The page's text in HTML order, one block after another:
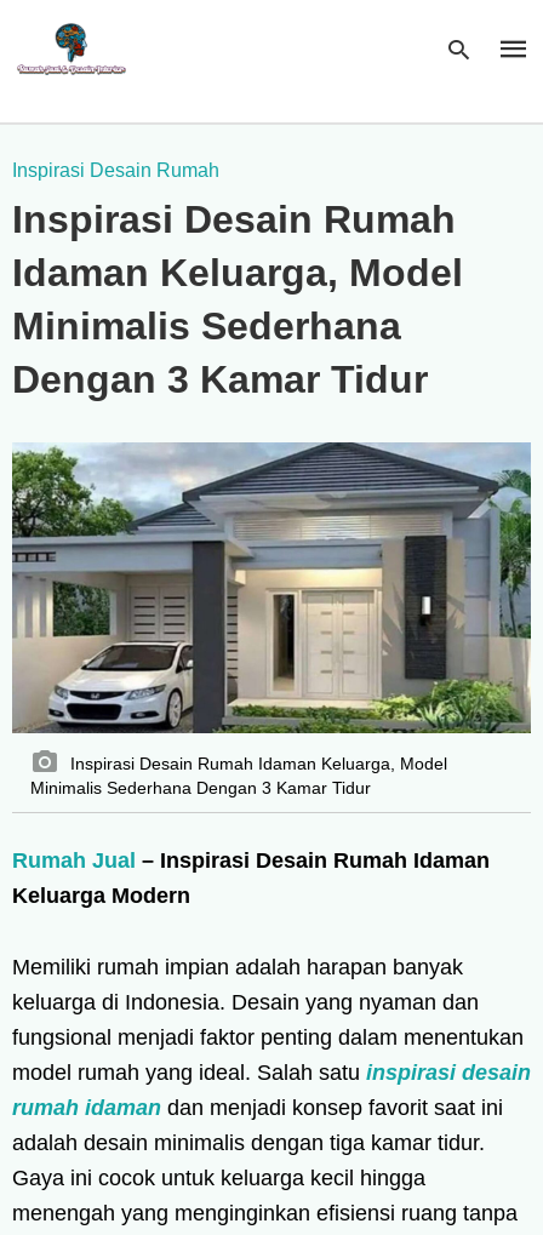
Inspirasi Desain Rumah
Inspirasi Desain Rumah
Idaman Keluarga, Model
Minimalis Sederhana
Dengan 3 Kamar Tidur
Inspirasi Desain Rumah Idaman Keluarga, Model
Minimalis Sederhana Dengan 3 Kamar Tidur
Rumah Jual – Inspirasi Desain Rumah Idaman
Keluarga Modern
Memiliki rumah impian adalah harapan banyak
keluarga di Indonesia. Desain yang nyaman dan
fungsional menjadi faktor penting dalam menentukan
model rumah yang ideal. Salah satu inspirasi desain
rumah idaman dan menjadi konsep favorit saat ini
adalah desain minimalis dengan tiga kamar tidur.
Gaya ini cocok untuk keluarga kecil hingga
menengah yang menginginkan efisiensi ruang tanpa